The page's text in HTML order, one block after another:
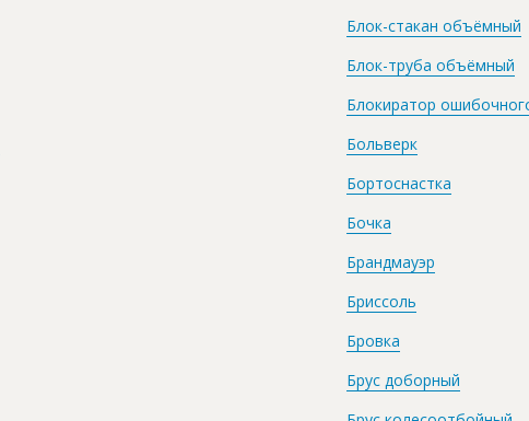
Блок-стакан объёмный
Блок-труба объёмный
Блокиратор
Больверк
Бортоснастка
Бочка
Брандмауэр
Бриссоль
Бровка
Брус доборный